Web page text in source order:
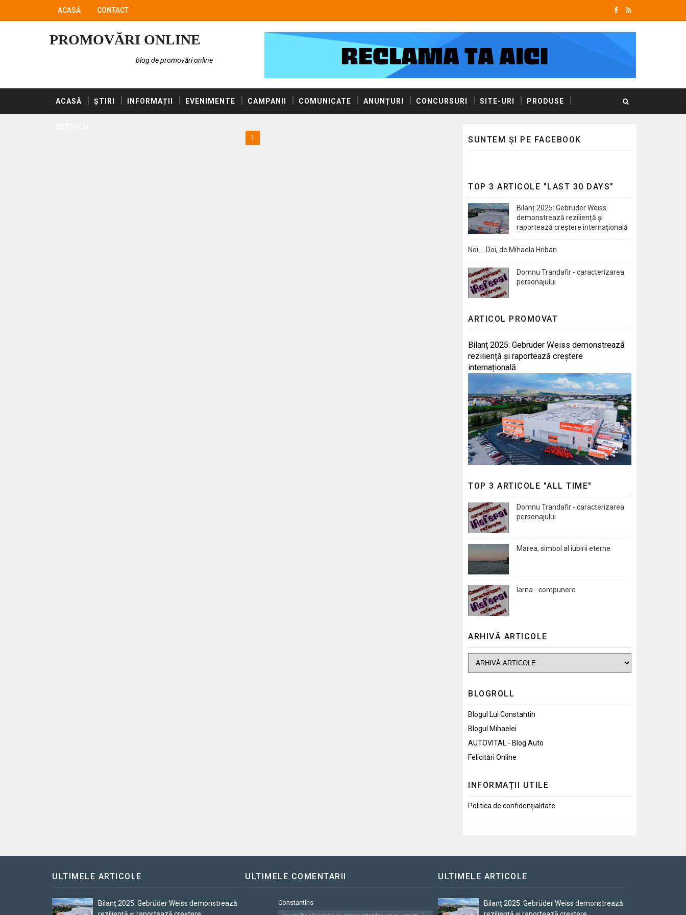
ACASĂ CONTACT
PROMOVĂRI ONLINE
blog de promovări online
ACASĂ ȘTIRI INFORMAȚII EVENIMENTE CAMPANII COMUNICATE ANUNȚURI CONCURSURI SITE-URI PRODUSE
1
SUNTEM ȘI PE FACEBOOK
TOP 3 ARTICOLE "LAST 30 DAYS"
Bilanț 2025: Gebrüder Weiss
demonstrează reziliență și
raportează creștere internațională
Noi … Doi, de Mihaela Hriban
Domnu Trandafir - caracterizarea
personajului
ARTICOL PROMOVAT
Bilanț 2025: Gebrüder Weiss demonstrează
reziliență și raportează creștere
internațională
TOP 3 ARTICOLE "ALL TIME"
Domnu Trandafir - caracterizarea
personajului
Marea, simbol al iubirii eterne
Iarna - compunere
ARHIVĂ ARTICOLE
BLOGROLL
Blogul Lui Constantin
Blogul Mihaelei
AUTOVITAL - Blog Auto
Felicitări Online
INFORMAȚII UTILE
Politica de confidențialitate
ULTIMELE ARTICOLE
Bilanț 2025: Gebrüder Weiss demonstrează
ULTIMELE COMENTARII
Constantins
ULTIMELE ARTICOLE
Bilanț 2025: Gebrüder Weiss demonstrează